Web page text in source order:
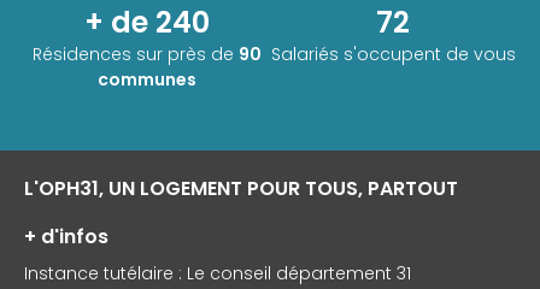
+ de 240
Résidences sur près de 90
communes
72
Salariés s'occupent de vous
L'OPH31, UN LOGEMENT POUR TOUS, PARTOUT
+ d'infos
Instance tutélaire : Le conseil département 31